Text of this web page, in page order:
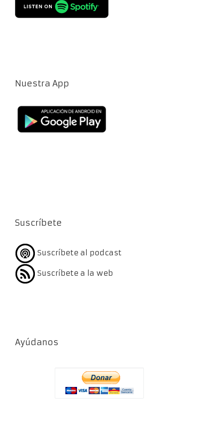
Nuestra App
Suscríbete
Suscríbete al podcast
Suscríbete a la web
Ayúdanos